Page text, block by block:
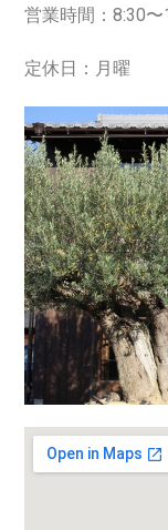
営業時間：8:30〜
定休日：月曜